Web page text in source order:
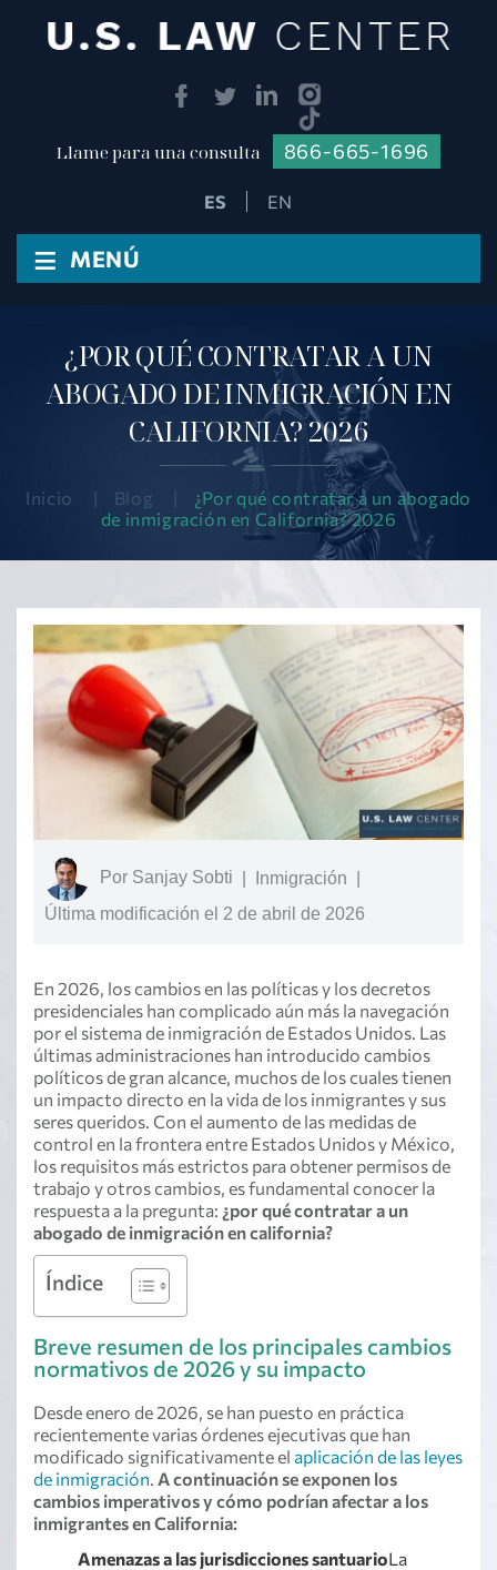
Llame para una consulta 866-665-1696
EN
≡ MENÚ
¿POR QUÉ CONTRATAR A UN
ABOGADO DE INMIGRACIÓN EN
CALIFORNIA? 2026
Inicio | Blog
¿Por qué contratar a un abogado
de inmigración en California? 2026
Por Sanjay Sobti Inmigración
Última modificación el 2 de abril de 2026
En 2026, los cambios en las políticas y los decretos
presidenciales han complicado aún más la navegación
por el sistema de inmigración de Estados Unidos. Las
últimas administraciones han introducido cambios
políticos de gran alcance, muchos de los cuales tienen
un impacto directo en la vida de los inmigrantes y sus
seres queridos. Con el aumento de las medidas de
control en la frontera entre Estados Unidos y México,
los requisitos más estrictos para obtener permisos de
trabajo y otros cambios, es fundamental conocer la
respuesta a la pregunta: ¿por qué contratar a un
abogado de inmigración en california?
Índice
Breve resumen de los principales cambios
normativos de 2026 y su impacto
Desde enero de 2026, se han puesto en práctica
recientemente varias órdenes ejecutivas que han
modificado significativamente el aplicación de las leyes
de inmigración. A continuación se exponen los
cambios imperativos y cómo podrían afectar a los
inmigrantes en California:
Amenazas a las jurisdicciones santuarioLa